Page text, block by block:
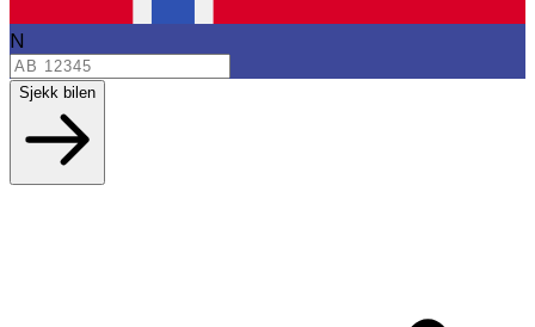
N
Sjekk bilen